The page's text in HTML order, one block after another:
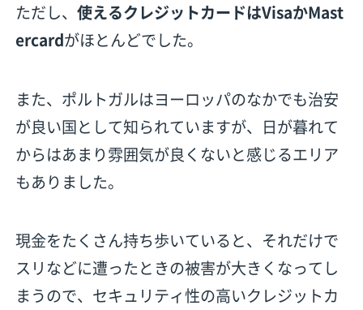
ただし、使えるクレジットカードはVisaかMast
ercardがほとんどでした。
また、ポルトガルはヨーロッパのなかでも治安
が良い国として知られていますが、日が暮れて
からはあまり雰囲気が良くないと感じるエリア
もありました。
現金をたくさん持ち歩いていると、それだけで
スリなどに遭ったときの被害が大きくなってし
まうので、セキュリティ性の高いクレジットカ